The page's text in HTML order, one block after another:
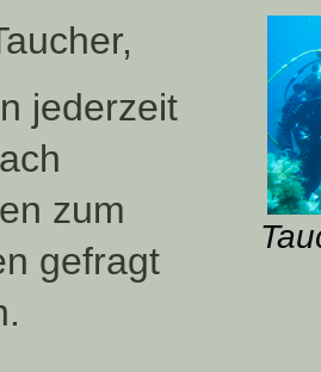
jederzeit
zum
gefragt